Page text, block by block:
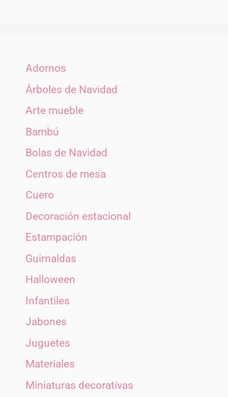
Adornos
Árboles de Navidad
Arte mueble
Bambú
Bolas de Navidad
Centros de mesa
Cuero
Decoración estacional
Estampación
Guirnaldas
Halloween
Infantiles
Jabones
Juguetes
Materiales
Miniaturas decorativas